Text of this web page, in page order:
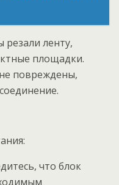
резали ленту,
площадки.
повреждены,
что блок